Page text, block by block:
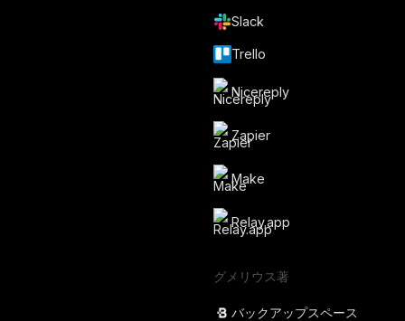
Slack
Trello
Nicereply
Zapier
Make
Relay.app
グメリウス著
バックアップスペース